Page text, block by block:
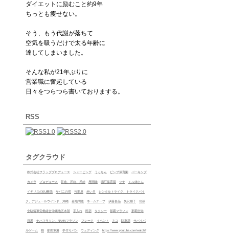
ダイエットに励むこと約9年
ちっとも痩せない。
そう、もう代謝が落ちて
空気を吸うだけで太る年齢に
達してしまいました。
そんな私が21年ぶりに
営業職に奮起している
日々をつらつら書いておりまする。
RSS
タグクラウド
株式会社フラッグプロデュース シェービング うっちん ビンプ保育園 パーキング
カメラ プロデュース 昇進、昇格、昇給 座間味 認可保育園 ツナ ミル姉さん
イギリスのEU離脱 サバニの宿 与那原 赤い月 レンタルトライク、トライクバイ
ク、アジュールウインド、沖縄 基地問題 ネームテープ 伊藤食品 矢沢朋子 出張
全駐留軍労働組合沖縄地区本部 手入れ 民宿 タクシー 那覇マラソン 那覇空港
目黒 ナハマラソン、NAHAマラソン フレーク イベント ネコ 駐車場 サバイバ
ルゲーム 猫 那覇軍港 手作りパン ウェディング https://www.youtube.com/watch?